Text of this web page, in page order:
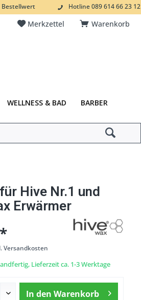
Bestellwert Hotline 089 614 66 23 12
Warenkorb
Merkzettel
WELLNESS & BAD BARBER
Hive Nr.1 und
Erwärmer
Versandkosten
Lieferzeit ca. 1-3 Werktage
In den Warenkorb